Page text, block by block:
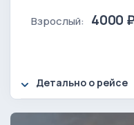
Взрослый: 4000
Детально о рейсе